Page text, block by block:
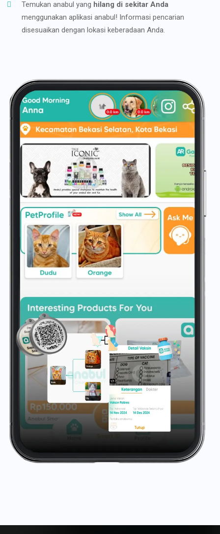
Temukan anabul yang hilang di sekitar Anda
menggunakan aplikasi anabul! Informasi pencarian
disesuaikan dengan lokasi keberadaan Anda.